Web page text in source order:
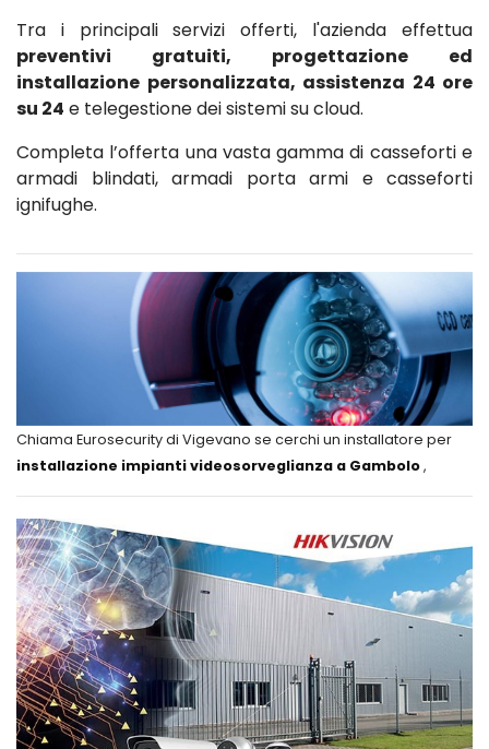
Tra i principali servizi offerti, l'azienda effettua
preventivi gratuiti, progettazione ed
installazione personalizzata, assistenza 24 ore
su 24 e telegestione dei sistemi su cloud.
Completa l’offerta una vasta gamma di casseforti e
armadi blindati, armadi porta armi e casseforti
ignifughe.
Chiama Eurosecurity di Vigevano se cerchi un installatore per
installazione impianti videosorveglianza a Gambolo,